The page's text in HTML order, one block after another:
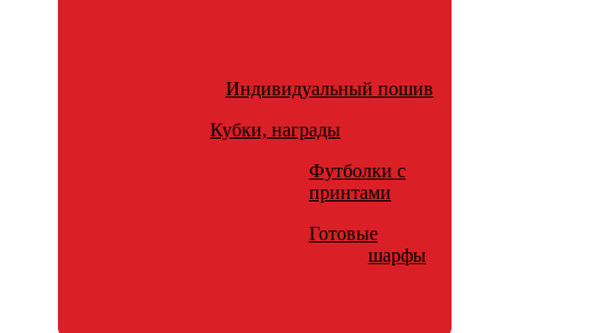
Индивидуальный пошив
Кубки, награды
Футболки с
принтами
Готовые
шарфы